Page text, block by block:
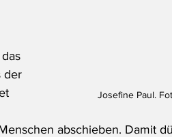
Josefine Paul.
der
abschieben. Damit